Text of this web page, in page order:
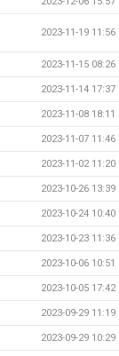
2023-11-19 11:56
2023-11-15 08:26
2023-11-14 17:37
2023-11-08 18:11
2023-11-07 11:46
2023-11-02 11:20
2023-10-26 13:39
2023-10-24 10:40
2023-10-23 11:36
2023-10-06 10:51
2023-10-05 17:42
2023-09-29 11:19
2023-09-29 10:29